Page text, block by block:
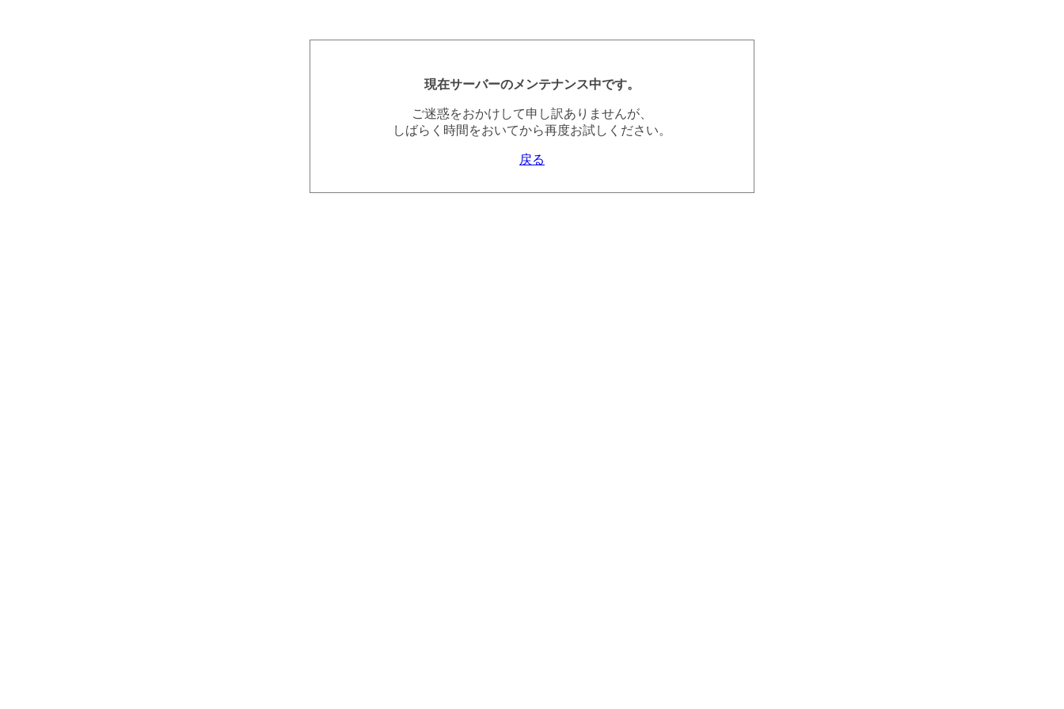
現在サーバーのメンテナンス中です。
ご迷惑をおかけして申し訳ありませんが、
しばらく時間をおいてから再度お試しください。
戻る